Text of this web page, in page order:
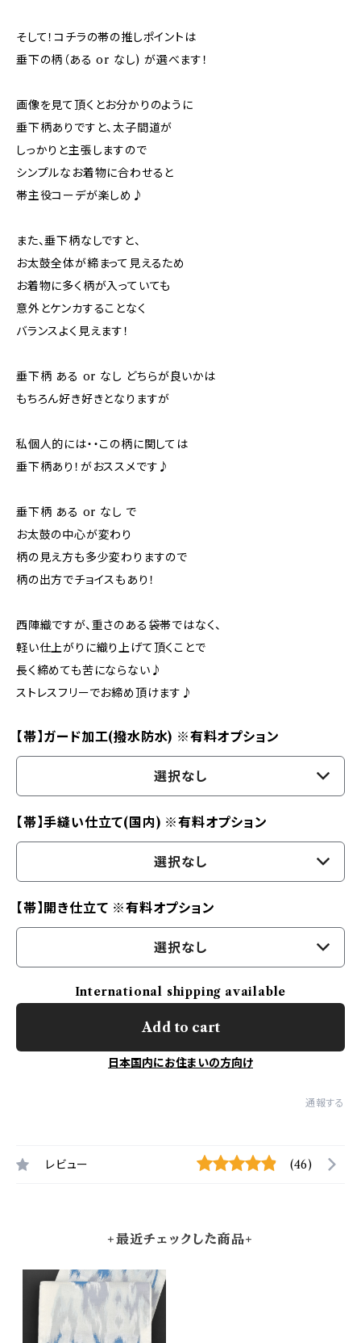
そして！コチラの帯の推しポイントは
垂下の柄（ある or なし) が選べます！
画像を見て頂くとお分かりのように
垂下柄ありですと、太子間道が
しっかりと主張しますので
シンプルなお着物に合わせると
帯主役コーデが楽しめ♪
また、垂下柄なしですと、
お太鼓全体が締まって見えるため
お着物に多く柄が入っていても
意外とケンカすることなく
バランスよく見えます！
垂下柄 ある or なし どちらが良いかは
もちろん好き好きとなりますが
私個人的には・・この柄に関しては
垂下柄あり！がおススメです♪
垂下柄 ある or なし で
お太鼓の中心が変わり
柄の見え方も多少変わりますので
柄の出方でチョイスもあり！
西陣織ですが、重さのある袋帯ではなく、
軽い仕上がりに織り上げて頂くことで
長く締めても苦にならない♪
ストレスフリーでお締め頂けます♪
【帯】ガード加工(撥水防水) ※有料オプション
選択なし
【帯】手縫い仕立て(国内) ※有料オプション
選択なし
【帯】開き仕立て ※有料オプション
選択なし
International shipping available
Add to cart
日本国内にお住まいの方向け
通報する
レビュー (46)
+最近チェックした商品+